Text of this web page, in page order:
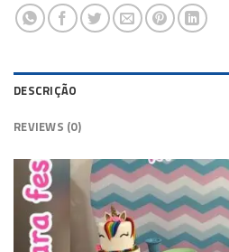
DESCRIÇÃO
REVIEWS (0)